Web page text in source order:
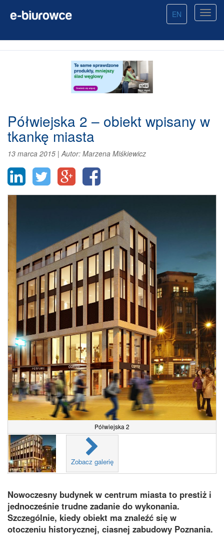
EN
Półwiejska 2 – obiekt wpisany w
tkankę miasta
13 marca 2015 |Autor: Marzena Miśkiewicz
Półwiejska 2
Zobacz galerię
Nowoczesny budynek w centrum miasta to prestiż i
jednocześnie trudne zadanie do wykonania.
Szczególnie, kiedy obiekt ma znaleźć się w
otoczeniu historycznej, ciasnej zabudowy Poznania.